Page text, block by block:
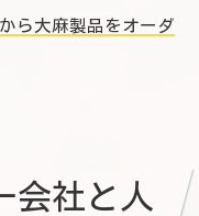
ら大麻製品をオーダ
会社と人